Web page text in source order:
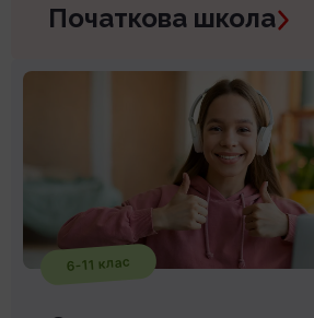
Початкова школа
6-11 клас